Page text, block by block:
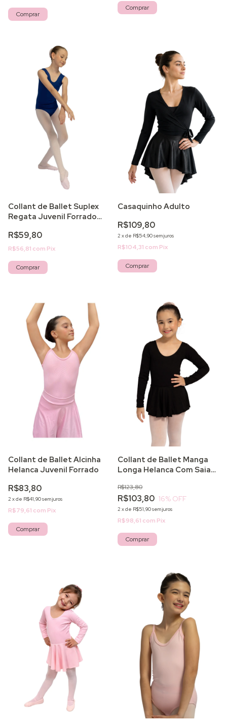
Comprar
Comprar
Collant de Ballet Suplex
Regata Juvenil Forrado
R$59,80
R$56,81 com Pix
Comprar
Casaquinho Adulto
R$109,80
2 xde R$54,90sem juros
R$104,31 com Pix
Comprar
Collant de Ballet Alcinha
Helanca Juvenil Forrado
R$83,80
2 xde R$41,90sem juros
R$79,61 com Pix
Comprar
Collant de Ballet Manga
Longa Helanca Com Saia
R$103,80
R$123,80
16% OFF
2 xde R$51,90sem juros
R$98,61 com Pix
Comprar